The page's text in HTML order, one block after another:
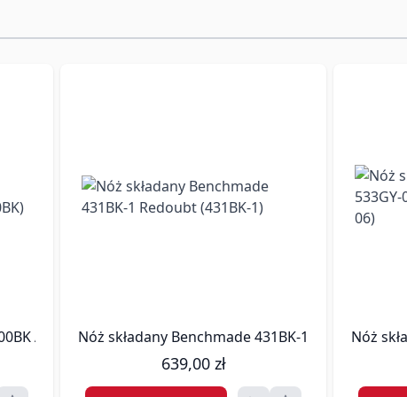
intensywnego użytkowania.
Auto Immunity (2900BK)
Nóż składany Benchmade 431BK-1 Redoubt
639,00 zł
Nóż